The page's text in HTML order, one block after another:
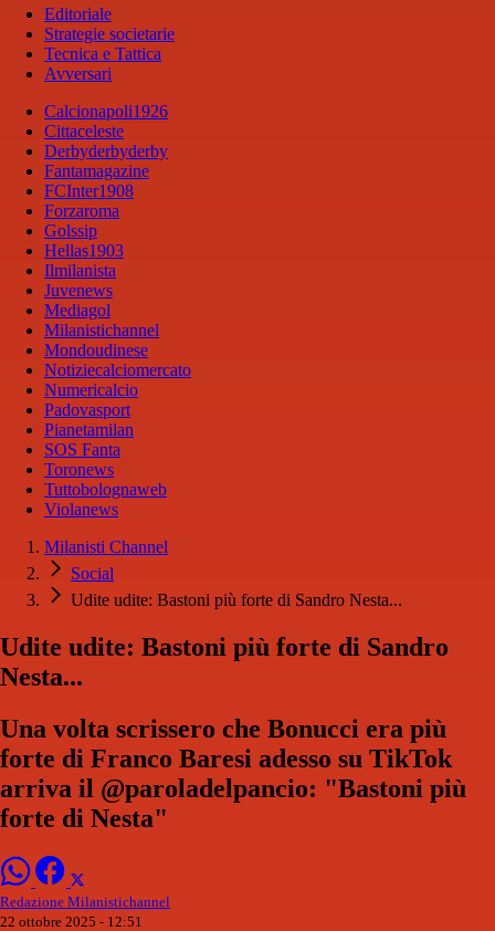
Editoriale
Strategie societarie
Tecnica e Tattica
Avversari
Calcionapoli1926
Cittaceleste
Derbyderbyderby
Fantamagazine
FCInter1908
Forzaroma
Golssip
Hellas1903
Ilmilanista
Juvenews
Mediagol
Milanistichannel
Mondoudinese
Notiziecalciomercato
Numericalcio
Padovasport
Pianetamilan
SOS Fanta
Toronews
Tuttobolognaweb
Violanews
Milanisti Channel
Social
Udite udite: Bastoni più forte di Sandro Nesta...
Udite udite: Bastoni più forte di Sandro
Nesta...
Una volta scrissero che Bonucci era più
forte di Franco Baresi adesso su TikTok
arriva il @paroladelpancio: "Bastoni più
forte di Nesta"
Redazione Milanistichannel
22 ottobre 2025 - 12:51